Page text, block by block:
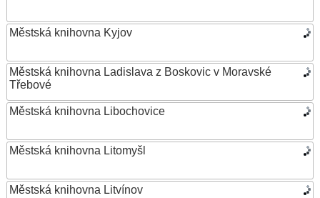
Městská knihovna Kyjov
Městská knihovna Ladislava z Boskovic v Moravské
Třebové
Městská knihovna Libochovice
Městská knihovna Litomyšl
Městská knihovna Litvínov